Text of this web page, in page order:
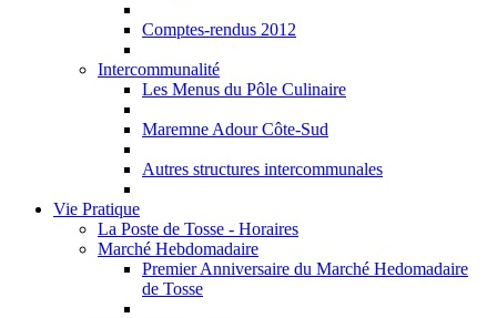
Comptes-rendus 2012
Intercommunalité
Les Menus du Pôle Culinaire
Maremne Adour Côte-Sud
Autres structures intercommunales
Vie Pratique
La Poste de Tosse - Horaires
Marché Hebdomadaire
Premier Anniversaire du Marché Hedomadaire
de Tosse